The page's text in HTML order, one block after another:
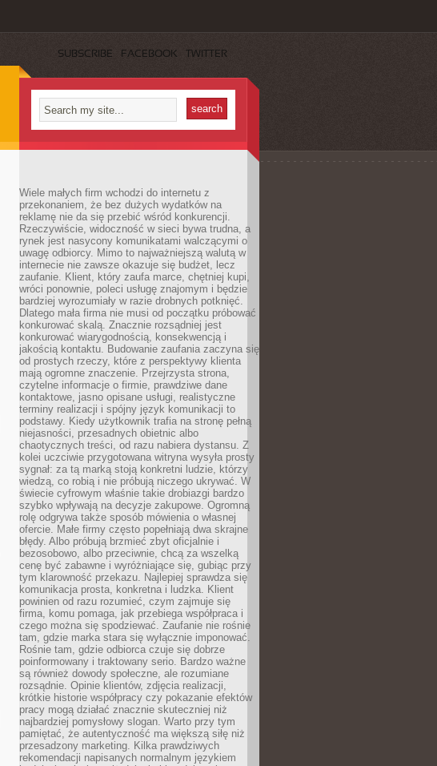
SUBSCRIBE FACEBOOK TWITTER
Wiele małych firm wchodzi do internetu z
przekonaniem, że bez dużych wydatków na
reklamę nie da się przebić wśród konkurencji.
Rzeczywiście, widoczność w sieci bywa trudna, a
rynek jest nasycony komunikatami walczącymi o
uwagę odbiorcy. Mimo to najważniejszą walutą w
internecie nie zawsze okazuje się budżet, lecz
zaufanie. Klient, który zaufa marce, chętniej kupi,
wróci ponownie, poleci usługę znajomym i będzie
bardziej wyrozumiały w razie drobnych potknięć.
Dlatego mała firma nie musi od początku próbować
konkurować skalą. Znacznie rozsądniej jest
konkurować wiarygodnością, konsekwencją i
jakością kontaktu. Budowanie zaufania zaczyna się
od prostych rzeczy, które z perspektywy klienta
mają ogromne znaczenie. Przejrzysta strona,
czytelne informacje o firmie, prawdziwe dane
kontaktowe, jasno opisane usługi, realistyczne
terminy realizacji i spójny język komunikacji to
podstawy. Kiedy użytkownik trafia na stronę pełną
niejasności, przesadnych obietnic albo
chaotycznych treści, od razu nabiera dystansu. Z
kolei uczciwie przygotowana witryna wysyła prosty
sygnał: za tą marką stoją konkretni ludzie, którzy
wiedzą, co robią i nie próbują niczego ukrywać. W
świecie cyfrowym właśnie takie drobiazgi bardzo
szybko wpływają na decyzje zakupowe. Ogromną
rolę odgrywa także sposób mówienia o własnej
ofercie. Małe firmy często popełniają dwa skrajne
błędy. Albo próbują brzmieć zbyt oficjalnie i
bezosobowo, albo przeciwnie, chcą za wszelką
cenę być zabawne i wyróżniające się, gubiąc przy
tym klarowność przekazu. Najlepiej sprawdza się
komunikacja prosta, konkretna i ludzka. Klient
powinien od razu rozumieć, czym zajmuje się
firma, komu pomaga, jak przebiega współpraca i
czego można się spodziewać. Zaufanie nie rośnie
tam, gdzie marka stara się wyłącznie imponować.
Rośnie tam, gdzie odbiorca czuje się dobrze
poinformowany i traktowany serio. Bardzo ważne
są również dowody społeczne, ale rozumiane
rozsądnie. Opinie klientów, zdjęcia realizacji,
krótkie historie współpracy czy pokazanie efektów
pracy mogą działać znacznie skuteczniej niż
najbardziej pomysłowy slogan. Warto przy tym
pamiętać, że autentyczność ma większą siłę niż
przesadzony marketing. Kilka prawdziwych
rekomendacji napisanych normalnym językiem